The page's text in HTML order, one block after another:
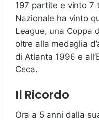
197 partite e vinto 7
Nazionale ha vinto
League, una Coppa
oltre alla medaglia
di Atlanta 1996 e
Ceca.
Il Ricordo
Ora a 5 anni dalla